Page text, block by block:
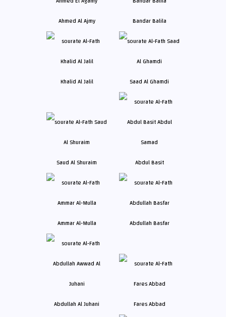
Ahmed Al Ajmy Bandar Balila
Khalid Al Jalil Saad Al Ghamdi
Saud Al Shuraim Abdul Basit
Ammar Al-Mulla Abdullah Basfar
Abdullah Al Juhani Fares Abbad